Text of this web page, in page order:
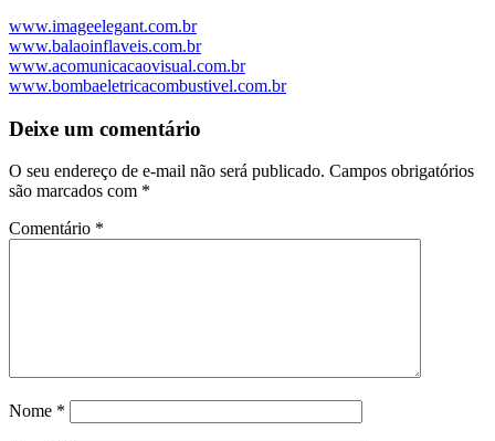
www.imageelegant.com.br
www.balaoinflaveis.com.br
www.acomunicacaovisual.com.br
www.bombaeletricacombustivel.com.br
Deixe um comentário
O seu endereço de e-mail não será publicado. Campos obrigatórios
são marcados com *
Comentário *
Nome *